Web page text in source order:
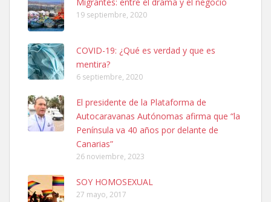
Leales.org » Gran Canaria
SHIBA PERDIDO AVDA JOSE MESA Y LOPEZ
PERRO MACHO RAZA SHIBA CON MICROCHIP PERDIDO HOY
06/07/2025 ZONA MESA Y LOPEZ. ES MUY ASUSTADIZO
Leales.org » Gran Canaria
Migrantes: entre el drama y el negocio
19 septiembre, 2020
COVID-19: ¿Qué es verdad y que es
mentira?
6 septiembre, 2020
El presidente de la Plataforma de
Autocaravanas Autónomas afirma que “la
Península va 40 años por delante de
Canarias”
26 noviembre, 2023
SOY HOMOSEXUAL
27 mayo, 2017